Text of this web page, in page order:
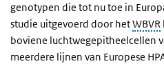
genotypen die tot nu toe in
studie uitgevoerd door hetWBVR
boviene luchtwegepitheelcellen
meerdere lijnen van Europese